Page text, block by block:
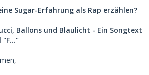
Sugar-Erfahrung als Rap erzählen?
Ballons und Blaulicht - Ein Songtext